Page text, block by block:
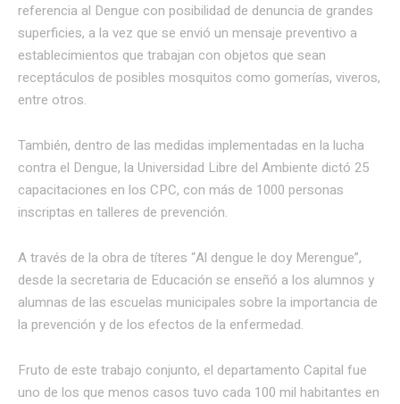
referencia al Dengue con posibilidad de denuncia de grandes
superficies, a la vez que se envió un mensaje preventivo a
establecimientos que trabajan con objetos que sean
receptáculos de posibles mosquitos como gomerías, viveros,
entre otros.
También, dentro de las medidas implementadas en la lucha
contra el Dengue, la Universidad Libre del Ambiente dictó 25
capacitaciones en los CPC, con más de 1000 personas
inscriptas en talleres de prevención.
A través de la obra de títeres “Al dengue le doy Merengue”,
desde la secretaria de Educación se enseñó a los alumnos y
alumnas de las escuelas municipales sobre la importancia de
la prevención y de los efectos de la enfermedad.
Fruto de este trabajo conjunto, el departamento Capital fue
uno de los que menos casos tuvo cada 100 mil habitantes en